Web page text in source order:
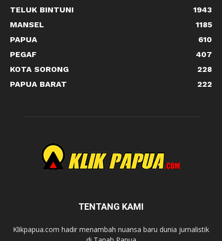
TELUK BINTUNI
1943
MANSEL
1185
PAPUA
610
PEGAF
407
KOTA SORONG
228
PAPUA BARAT
222
TENTANG KAMI
Klikpapua.com hadir menambah nuansa baru dunia jurnalistik